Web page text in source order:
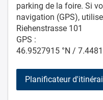
parking de la foire. Si
navigation (GPS),
Riehenstrasse 101
GPS :
46.9527915 °N /
Planificateur